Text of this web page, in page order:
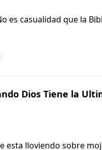
que la Biblia contenga
gente comun y
Dios Tiene la
mojado? Siente que el dolor y el sufrimiento se han